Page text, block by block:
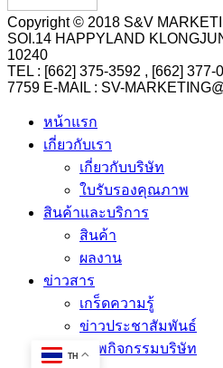
Copyright © 2018 S&V
SOI.14 HAPPYLAND
10240
TEL : [662] 375-3592 , [662] 377-
7759 E-MAIL : SV-
หน้าแรก
เกี่ยวกับเรา
เกี่ยวกับบริษัท
ใบรับรองคุณภาพ
สินค้าและบริการ
สินค้า
ผลงาน
ข่าวสาร
เกร็ดความรู้
ข่าวประชาสัมพันธ์
ภาพกิจกรรมบริษัท
TH